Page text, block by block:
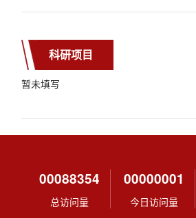
科研项目
暂未填写
00088354
总访问量
00000001
今日访问量